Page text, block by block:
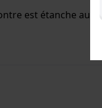
est étanche